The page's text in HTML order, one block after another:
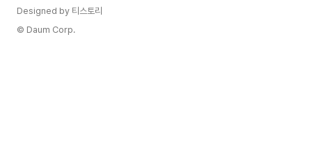
Designed by 티스토리
© Daum Corp.